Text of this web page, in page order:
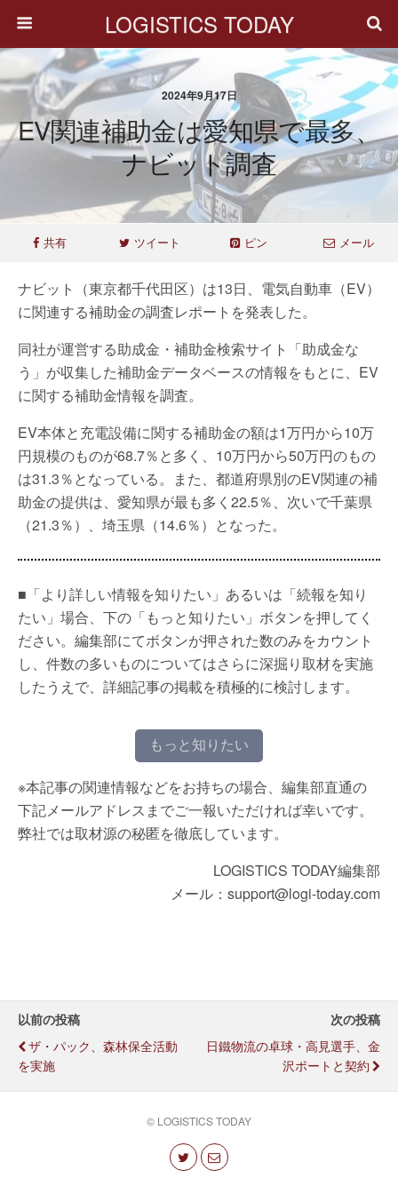
LOGISTICS TODAY
2024年9月17日
EV関連補助金は愛知県で最多、
ナビット調査
共有 ツイート ピン メール
ナビット（東京都千代田区）は13日、電気自動車（EV）
に関連する補助金の調査レポートを発表した。
同社が運営する助成金・補助金検索サイト「助成金な
う」が収集した補助金データベースの情報をもとに、EV
に関する補助金情報を調査。
EV本体と充電設備に関する補助金の額は1万円から10万
円規模のものが68.7％と多く、10万円から50万円のもの
は31.3％となっている。また、都道府県別のEV関連の補
助金の提供は、愛知県が最も多く22.5％、次いで千葉県
（21.3％）、埼玉県（14.6％）となった。
■「より詳しい情報を知りたい」あるいは「続報を知り
たい」場合、下の「もっと知りたい」ボタンを押してく
ださい。編集部にてボタンが押された数のみをカウント
し、件数の多いものについてはさらに深掘り取材を実施
したうえで、詳細記事の掲載を積極的に検討します。
もっと知りたい
※本記事の関連情報などをお持ちの場合、編集部直通の
下記メールアドレスまでご一報いただければ幸いです。
弊社では取材源の秘匿を徹底しています。
LOGISTICS TODAY編集部
メール：support@logi-today.com
以前の投稿
ザ・パック、森林保全活動
を実施
次の投稿
日鐵物流の卓球・高見選手、金
沢ポートと契約
© LOGISTICS TODAY